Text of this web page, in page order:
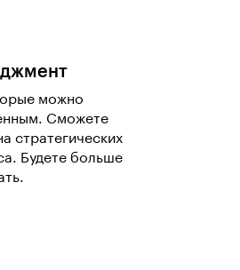
можно
Сможете
стратегических
Будете больше